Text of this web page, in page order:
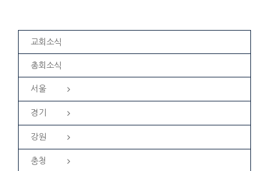
교회소식
총회소식
서울
경기
강원
충청